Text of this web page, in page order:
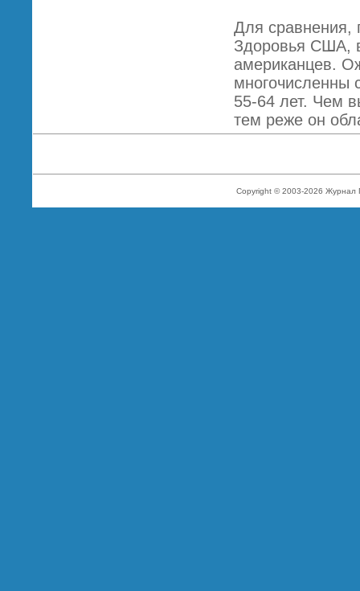
Для сравнения,
Здоровья США,
американцев.
многочисленны
55-64 лет. Чем
тем реже он
Copyright © 2003-2026 Журнал